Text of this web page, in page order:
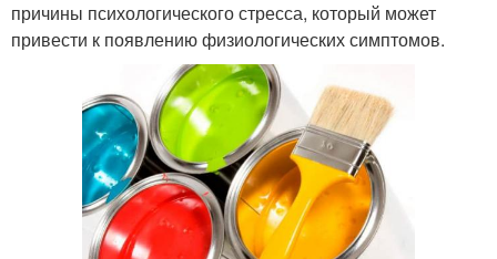
причины психологического стресса, который может
привести к появлению физиологических симптомов.